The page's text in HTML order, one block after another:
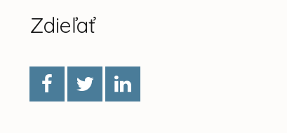
Zdieľať